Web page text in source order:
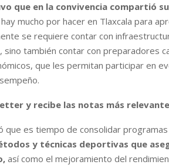
que en la convivencia compartió
mucho por hacer en Tlaxcala para
se requiere contar con
sino también contar con preparadores
que les permitan participar en
y recibe las notas más
que es tiempo de consolidar
y técnicas deportivas que
así como el mejoramiento del